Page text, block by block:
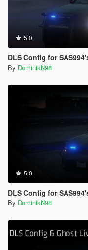
5.0
DLS Config for
By DominikN98
5.0
DLS Config for
By DominikN98